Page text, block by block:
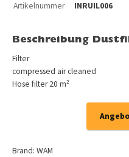
Artikelnummer
INRUIL006
Beschreibung
Filter
compressed air cleaned
Hose filter 20 m²
Brand: WAM